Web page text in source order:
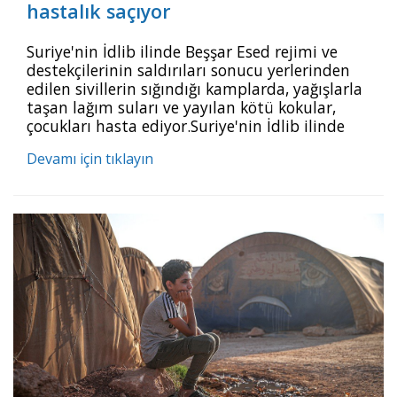
hastalık saçıyor
Suriye'nin İdlib ilinde Beşşar Esed rejimi ve
destekçilerinin saldırıları sonucu yerlerinden
edilen sivillerin sığındığı kamplarda, yağışlarla
taşan lağım suları ve yayılan kötü kokular,
çocukları hasta ediyor.Suriye'nin İdlib ilinde
sonucu yerlerinden edilen sivillerin sığındığı
ediyor.Ülkenin kuzeybatısındaki İdlib ilinde
etkili olan yağışlar, Esed rejimi ve deste
Devamı için tıklayın